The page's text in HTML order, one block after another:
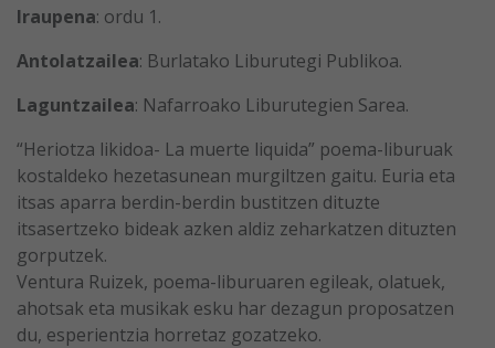
Iraupena: ordu 1.
Antolatzailea: Burlatako Liburutegi Publikoa.
Laguntzailea: Nafarroako Liburutegien Sarea.
“Heriotza likidoa- La muerte liquida” poema-liburuak
kostaldeko hezetasunean murgiltzen gaitu. Euria eta
itsas aparra berdin-berdin bustitzen dituzte
itsasertzeko bideak azken aldiz zeharkatzen dituzten
gorputzek.
Ventura Ruizek, poema-liburuaren egileak, olatuek,
ahotsak eta musikak esku har dezagun proposatzen
du, esperientzia horretaz gozatzeko.